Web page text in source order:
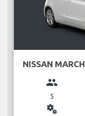
NISSAN MARCH
group
5
miscellaneous_services